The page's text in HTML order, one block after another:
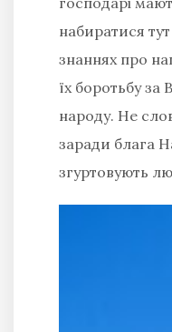
набиратися
знаннях про
їх боротьбу за
народу. Не
заради блага
згуртовують